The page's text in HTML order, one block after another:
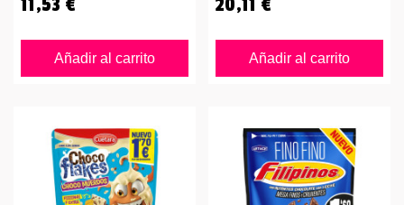
Añadir al carrito Añadir al carrito